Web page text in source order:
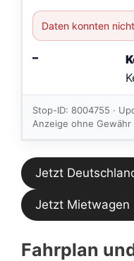
Daten konnten
–
Stop-ID: 8004755 ·
Anzeige ohne Gewähr
Jetzt
Jetzt Mietwagen
Fahrplan